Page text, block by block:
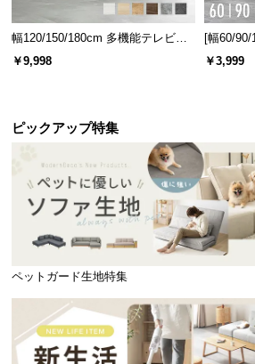
生活感を出さない扉付き収納
扉付き収納の内寸
幅120/150/180cm 多機能テレビボ
ード 木目/石目調 オープン収納・
引き出し収納付き
￥9,998
[幅60/90/
スチール
ック オ
￥3,999
ピックアップ特集
ペットガード生地特集